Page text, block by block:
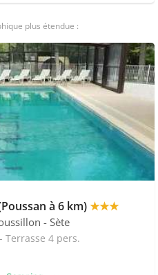
plus étendue :
à 6 km)★★★
- Sète
Terrasse 4 pers.